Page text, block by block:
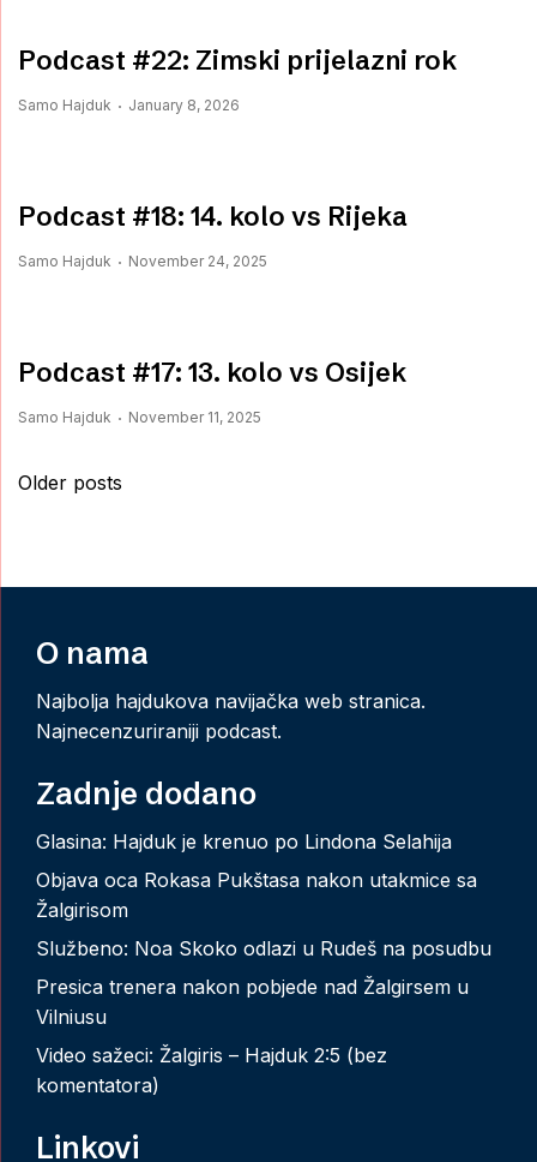
Podcast #22: Zimski prijelazni rok
Samo Hajduk January 8, 2026
Podcast #18: 14. kolo vs Rijeka
Samo Hajduk November 24, 2025
Podcast #17: 13. kolo vs Osijek
Samo Hajduk November 11, 2025
Posts
Older posts
O nama
Najbolja hajdukova navijačka web stranica.
Najnecenzuriraniji podcast.
Zadnje dodano
Glasina: Hajduk je krenuo po Lindona Selahija
Objava oca Rokasa Pukštasa nakon utakmice sa
Žalgirisom
Službeno: Noa Skoko odlazi u Rudeš na posudbu
Presica trenera nakon pobjede nad Žalgirsem u
Vilniusu
Video sažeci: Žalgiris – Hajduk 2:5 (bez
komentatora)
Linkovi